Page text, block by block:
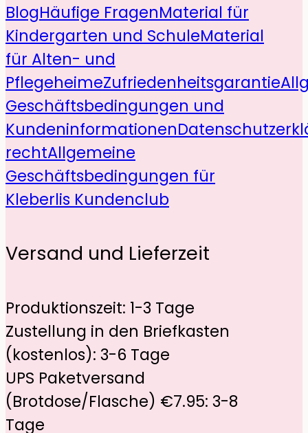
BlogHäufige FragenMaterial für
Kindergarten und SchuleMaterial
für Alten- und
PflegeheimeZufriedenheitsgarantie
Geschäftsbedingungen und
Kundeninformationen
rechtAllgemeine
Geschäftsbedingungen für
Kleberlis Kundenclub
Versand und Lieferzeit
Produktionszeit: 1-3 Tage
Zustellung in den Briefkasten
(kostenlos): 3-6 Tage
UPS Paketversand
(Brotdose/Flasche) €7.95: 3-8
Tage